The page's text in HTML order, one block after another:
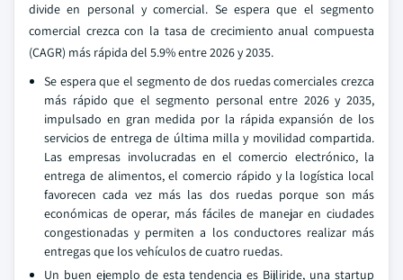
divide en personal y comercial. Se espera que el segmento
comercial crezca con la tasa de crecimiento anual compuesta
(CAGR) más rápida del 5.9% entre 2026 y 2035.
Se espera que el segmento de dos ruedas comerciales crezca
más rápido que el segmento personal entre 2026 y 2035,
impulsado en gran medida por la rápida expansión de los
servicios de entrega de última milla y movilidad compartida.
Las empresas involucradas en el comercio electrónico, la
entrega de alimentos, el comercio rápido y la logística local
favorecen cada vez más las dos ruedas porque son más
económicas de operar, más fáciles de manejar en ciudades
congestionadas y permiten a los conductores realizar más
entregas que los vehículos de cuatro ruedas.
Un buen ejemplo de esta tendencia es Bijliride, una startup